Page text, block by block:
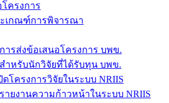
ครงการ
เกณฑ์การพิจารณา
ารส่งข้อเสนอโครงการ บพข.
ำหรับนักวิจัยที่ได้รับทุน บพข.
ดโครงการวิจัยในระบบ NRIIS
ายงานความก้าวหน้าในระบบ NRIIS